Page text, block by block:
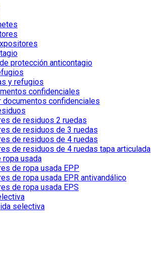
protección anticontagio
y refugios
confidenciales
documentos confidenciales
de residuos 2 ruedas
de residuos de 3 ruedas
de residuos de 4 ruedas
de residuos de 4 ruedas tapa articulada
ropa usada
de ropa usada EPP
de ropa usada EPR antivandálico
de ropa usada EPS
selectiva